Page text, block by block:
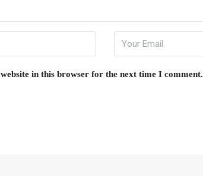
in this browser for the next time I comment.